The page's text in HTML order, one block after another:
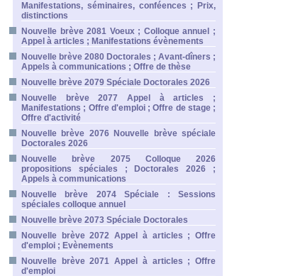
Manifestations, séminaires, conféences ; Prix,
distinctions
Nouvelle brève 2081 Voeux ; Colloque annuel ;
Appel à articles ; Manifestations évènements
Nouvelle brève 2080 Doctorales ; Avant-dîners ;
Appels à communications ; Offre de thèse
Nouvelle brève 2079 Spéciale Doctorales 2026
Nouvelle brève 2077 Appel à articles ;
Manifestations ; Offre d'emploi ; Offre de stage ;
Offre d'activité
Nouvelle brève 2076 Nouvelle brève spéciale
Doctorales 2026
Nouvelle brève 2075 Colloque 2026
propositions spéciales ; Doctorales 2026 ;
Appels à communications
Nouvelle brève 2074 Spéciale : Sessions
spéciales colloque annuel
Nouvelle brève 2073 Spéciale Doctorales
Nouvelle brève 2072 Appel à articles ; Offre
d'emploi ; Evènements
Nouvelle brève 2071 Appel à articles ; Offre
d'emploi